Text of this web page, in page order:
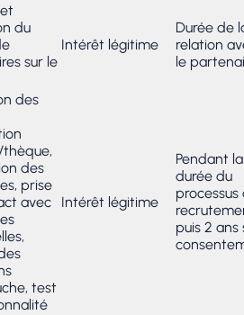
du
sur le
Intérêt légitime
Durée de
relation
le
des
des
prise
avec
test
Intérêt légitime
Pendant la
durée du
processus
puis 2 ans